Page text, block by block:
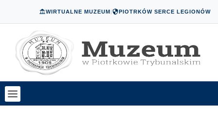
WIRTUALNE MUZEUM| PIOTRKÓW SERCE LEGIONÓW